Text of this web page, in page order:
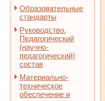
Образовательные
стандарты
Руководство.
Педагогический
(научно-
педагогический)
состав
Материально-
техническое
обеспечение и